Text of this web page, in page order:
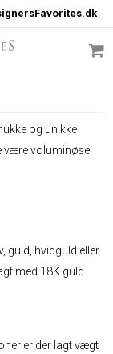
og unikke
være voluminøse
guld, hvidguld eller
med 18K guld.
er der lagt vægt